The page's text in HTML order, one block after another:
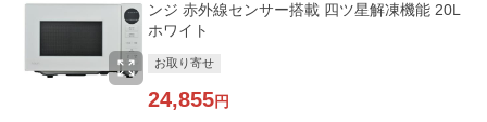
ンジ 赤外線センサー搭載 四ツ星解凍機能 20L
ホワイト
お取り寄せ
24,855円